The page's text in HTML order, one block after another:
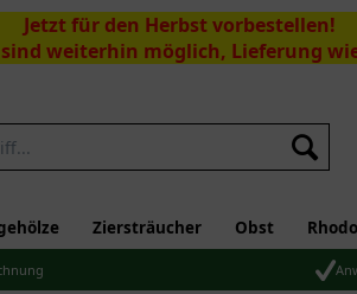
Jetzt für den Herbst vorbestellen!
weiterhin möglich, Lieferung
Suchen
Ziersträucher Obst